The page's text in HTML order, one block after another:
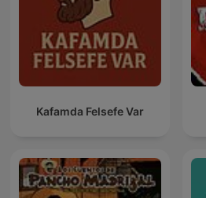
Kafamda Felsefe Var